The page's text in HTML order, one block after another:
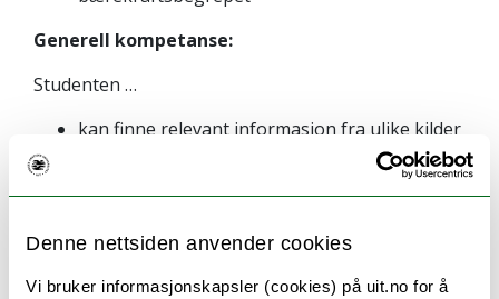
Denne nettsiden anvender cookies
Vi bruker informasjonskapsler (cookies) på uit.no for å
Generell kompetanse:
Studenten …
kan finne relevant informasjon fra ulike kilder